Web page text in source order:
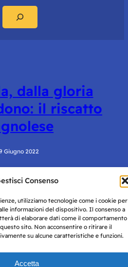
Consenso
utilizziamo tecnologie come i cookie per
informazioni del dispositivo. Il consenso a
di elaborare dati come il comportamento
sito. Non acconsentire o ritirare il
su alcune caratteristiche e funzioni.
Accetta
dalla gloria
il riscatto
Giugno 2022
38 del 25/9/2019.
su questo sito sono forniti